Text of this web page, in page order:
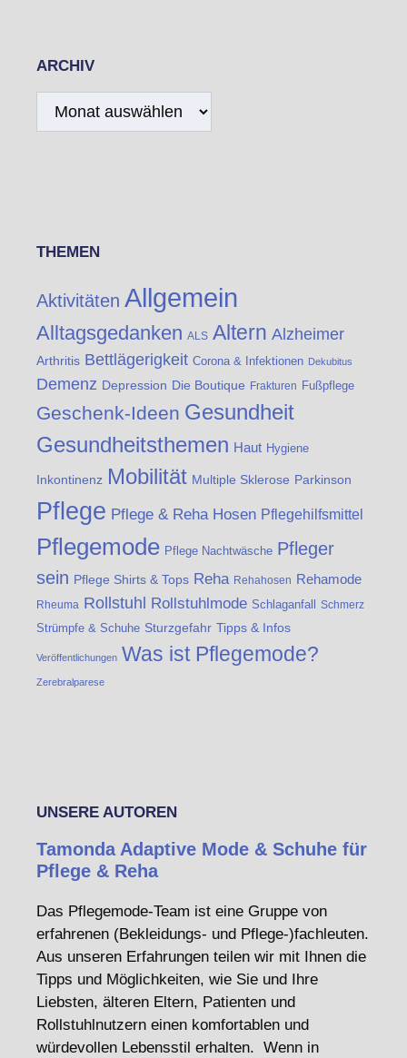
ARCHIV
Archiv
THEMEN
Aktivitäten Allgemein
Alltagsgedanken ALS Altern Alzheimer
Arthritis Bettlägerigkeit Corona & Infektionen Dekubitus
Demenz Depression Die Boutique Frakturen Fußpflege
Geschenk-Ideen Gesundheit
Gesundheitsthemen Haut Hygiene
Inkontinenz Mobilität Multiple Sklerose Parkinson
Pflege Pflege & Reha Hosen Pflegehilfsmittel
Pflegemode Pflege Nachtwäsche Pfleger
sein Pflege Shirts & Tops Reha Rehahosen Rehamode
Rheuma Rollstuhl Rollstuhlmode Schlaganfall Schmerz
Strümpfe & Schuhe Sturzgefahr Tipps & Infos
Veröffentlichungen Was ist Pflegemode?
Zerebralparese
UNSERE AUTOREN
Tamonda Adaptive Mode & Schuhe für
Pflege & Reha
Das Pflegemode-Team ist eine Gruppe von
erfahrenen (Bekleidungs- und Pflege-)fachleuten.
Aus unseren Erfahrungen teilen wir mit Ihnen die
Tipps und Möglichkeiten, wie Sie und Ihre
Liebsten, älteren Eltern, Patienten und
Rollstuhlnutzern einen komfortablen und
würdevollen Lebensstil erhalten. Wenn in